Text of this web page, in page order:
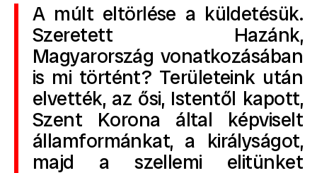
A múlt eltörlése a küldetésük.
Szeretett Hazánk,
Magyarország vonatkozásában
is mi történt? Területeink után
elvették, az ősi, Istentől kapott,
Szent Korona által képviselt
államformánkat, a királyságot,
majd a szellemi elitünket